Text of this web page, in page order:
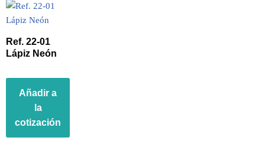
Ref. 22-01
Lápiz Neón
Añadir a
la
cotización